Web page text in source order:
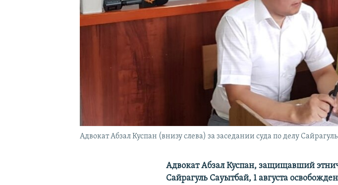
Адвокат Абзал Куспан (внизу слева) за заседании суда по делу
Адвокат Абзал Куспан, защищавший
Сайрагуль Сауытбай, 1 августа